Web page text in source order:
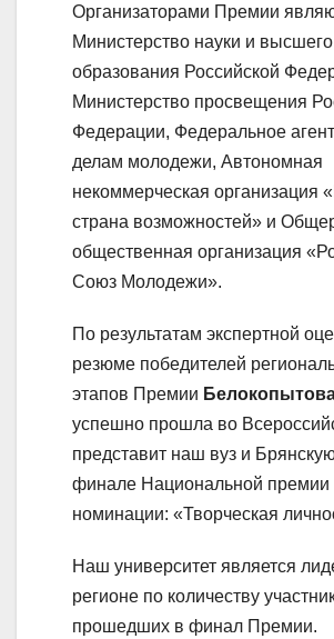
Организаторами Премии
Министерство науки и высшего
образования Российской
Министерство просвещения
Федерации, Федеральное
делам молодежи, Автономная
некоммерческая организация
страна возможностей» и
общественная организация
Союз Молодежи».
По результатам экспертной
резюме победителей
этапов Премии
успешно прошла во
представит наш вуз и
финале Национальной премии
номинации: «Творческая
Наш университет является
регионе по количеству
прошедших в финал Премии.